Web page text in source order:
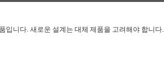
입니다. 새로운 설계는 대체 제품을 고려해야 합니다.